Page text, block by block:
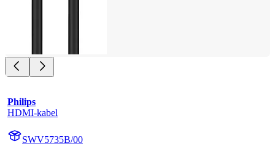
Philips
HDMI-kabel
SWV5735B/00